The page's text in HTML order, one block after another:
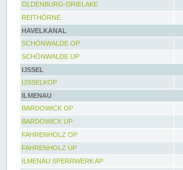
OLDENBURG-DRIELAKE
REITHÖRNE
HAVELKANAL
SCHÖNWALDE OP
SCHÖNWALDE UP
IJSSEL
IJSSELKOP
ILMENAU
BARDOWICK OP
BARDOWICK UP
FAHRENHOLZ OP
FAHRENHOLZ UP
ILMENAU SPERRWERK AP